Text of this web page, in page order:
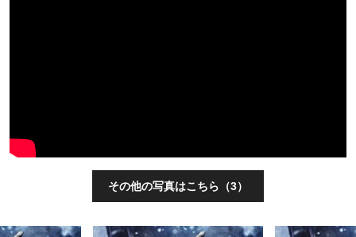
その他の写真はこちら（3）